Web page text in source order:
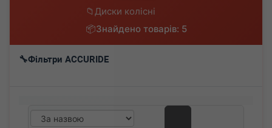
Диски колісні
Знайдено товарів: 5
Фільтри ACCURIDE